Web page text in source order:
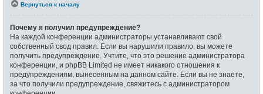
Вернуться к началу
Почему я получил предупреждение?
На каждой конференции администраторы устанавливают свой
собственный свод правил. Если вы нарушили правило, вы можете
получить предупреждение. Учтите, что это решение администратора
конференции, и phpBB Limited не имеет никакого отношения к
предупреждениям, вынесенным на данном сайте. Если вы не знаете,
за что получили предупреждение, свяжитесь с администратором